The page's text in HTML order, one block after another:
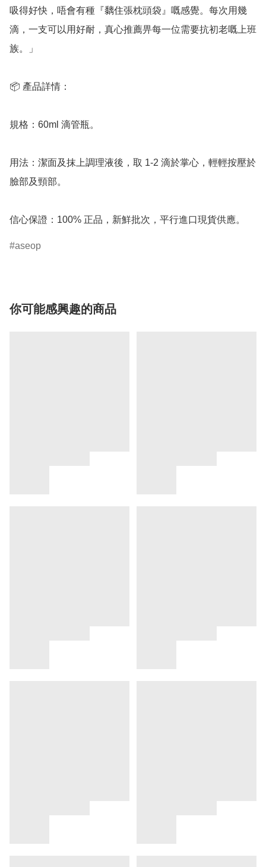
吸得好快，唔會有種『黐住張枕頭袋』嘅感覺。每次用幾
滴，一支可以用好耐，真心推薦畀每一位需要抗初老嘅上班
族。」
📦 產品詳情：
規格：60ml 滴管瓶。
用法：潔面及抹上調理液後，取 1-2 滴於掌心，輕輕按壓於
臉部及頸部。
信心保證：100% 正品，新鮮批次，平行進口現貨供應。
aseop
你可能感興趣的商品